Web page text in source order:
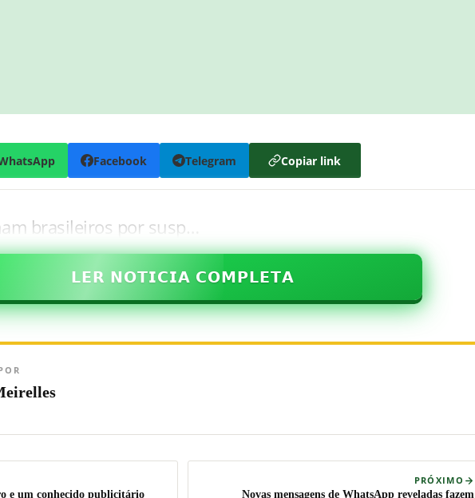
Facebook Telegram Copiar link
brasileiros por susp…
𝗟𝗘𝗥 𝗡𝗢𝗧𝗜𝗖𝗜𝗔 𝗖𝗢𝗠𝗣𝗟𝗘𝗧𝗔
e um conhecido publicitário
PRÓXIMO
Novas mensagens de WhatsApp reveladas fazem